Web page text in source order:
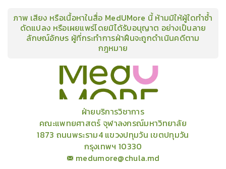
ภาพ เสียง หรือเนื้อหาในสื่อ MedUMore นี้ ห้ามมิให้ผู้ใดทำซ้ำ
ดัดแปลง หรือเผยแพร่โดยมิได้รับอนุญาต อย่างเป็นลาย
ลักษณ์อักษร ผู้ที่กระทำการฝ่าฝืนจะถูกดำเนินคดีตาม
กฎหมาย
ฝ่ายบริการวิชาการ
คณะแพทยศาสตร์ จุฬาลงกรณ์มหาวิทยาลัย
1873 ถนนพระราม4 แขวงปทุมวัน เขตปทุมวัน
กรุงเทพฯ 10330
medumore@chula.md
คอร์ส คลังเนื้อหาประชุมวิชาการ ข่าวสารอินโฟกราฟิก